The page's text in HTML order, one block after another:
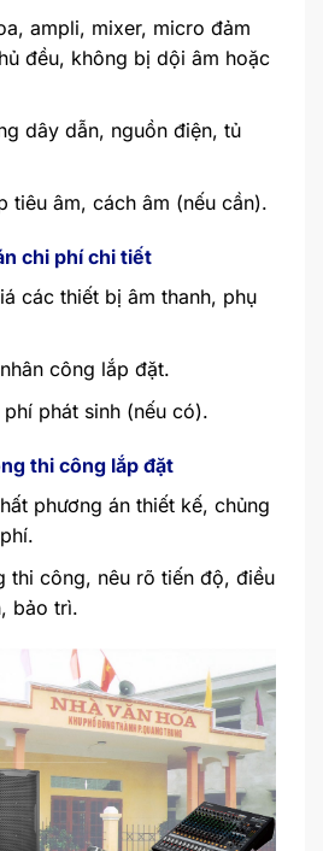
ampli, mixer, micro đảm
đều, không bị dội âm hoặc
dây dẫn, nguồn điện, tủ
tiêu âm, cách âm (nếu cần).
chi phí chi tiết
các thiết bị âm thanh, phụ
công lắp đặt.
phát sinh (nếu có).
thi công lắp đặt
phương án thiết kế, chủng
thi công, nêu rõ tiến độ, điều
bảo trì.